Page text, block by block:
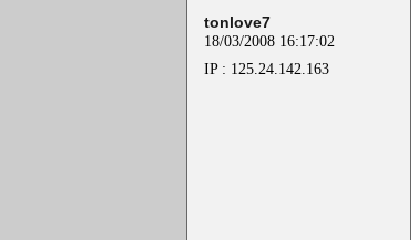
tonlove7
18/03/2008 16:17:02
IP : 125.24.142.163